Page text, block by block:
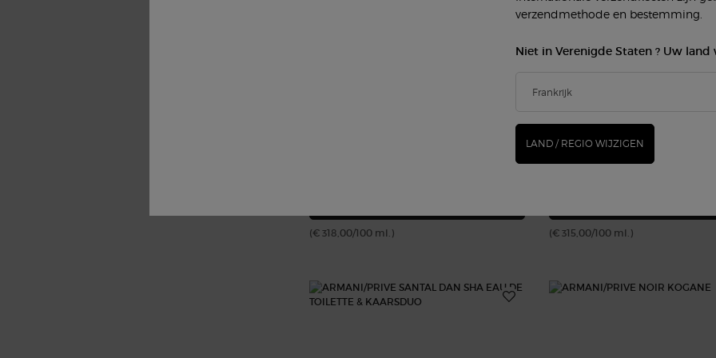
(€ 318,00/100 ml.)
€ 315,00
(€ 315,00/100 ml.)
verzendmethode en bestemming.
Niet in Verenigde Staten ? Uw land
LAND / REGIO WIJZIGEN